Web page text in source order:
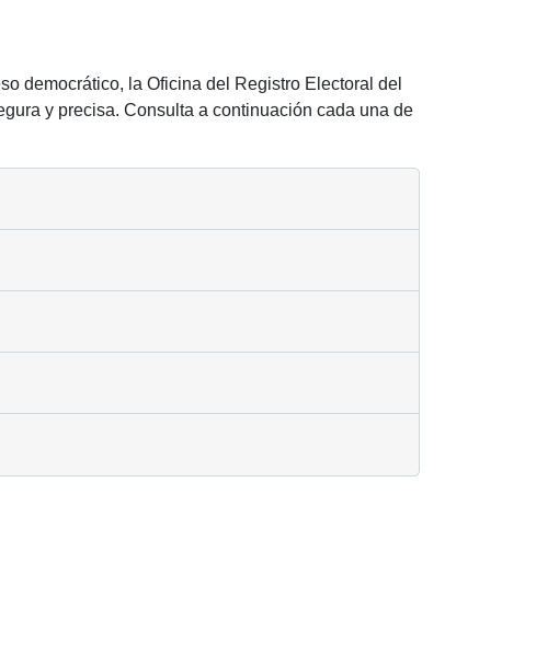
democrático, la Oficina del Registro Electoral del
y precisa. Consulta a continuación cada una de